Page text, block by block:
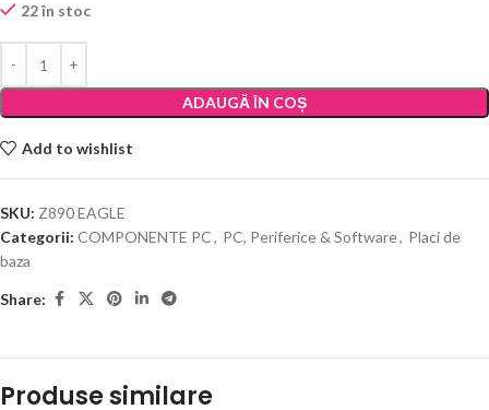
22 în stoc
ADAUGĂ ÎN COȘ
Add to wishlist
SKU: Z890 EAGLE
Categorii: COMPONENTE PC, PC, Periferice & Software, Placi de
baza
Share:
Produse similare